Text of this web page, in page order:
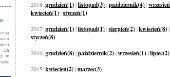
są
ich
w
2018:grudzień(1)|listopad(3)|październik(4)|
kwiecień(1)|styczeń(1)
2017:grudzień(1)|listopad(1)|sierpień(2)|kwiecień(8)|
styczeń(8)
2016:grudzień(8)|październik(2)|wrzesień(1)|lipiec(2)
2015:kwiecień(2)|marzec(3)